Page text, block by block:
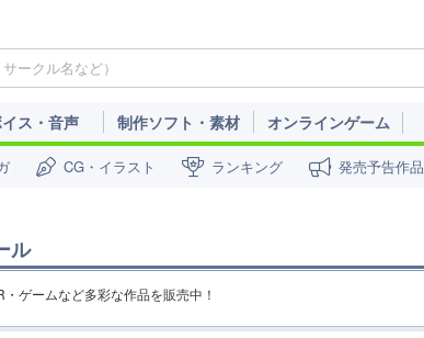
ス・音声 制作ソフト・素材 オンラインゲーム
CG・イラスト ランキング 発売予告作品
ル
ゲームなど多彩な作品を販売中！